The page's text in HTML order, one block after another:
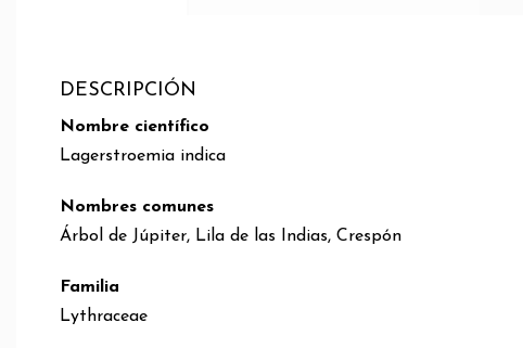
DESCRIPCIÓN
Nombre científico
Lagerstroemia indica
Nombres comunes
Árbol de Júpiter, Lila de las Indias, Crespón
Familia
Lythraceae